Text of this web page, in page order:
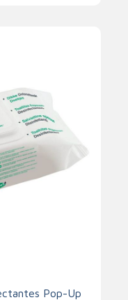
Pop-Up